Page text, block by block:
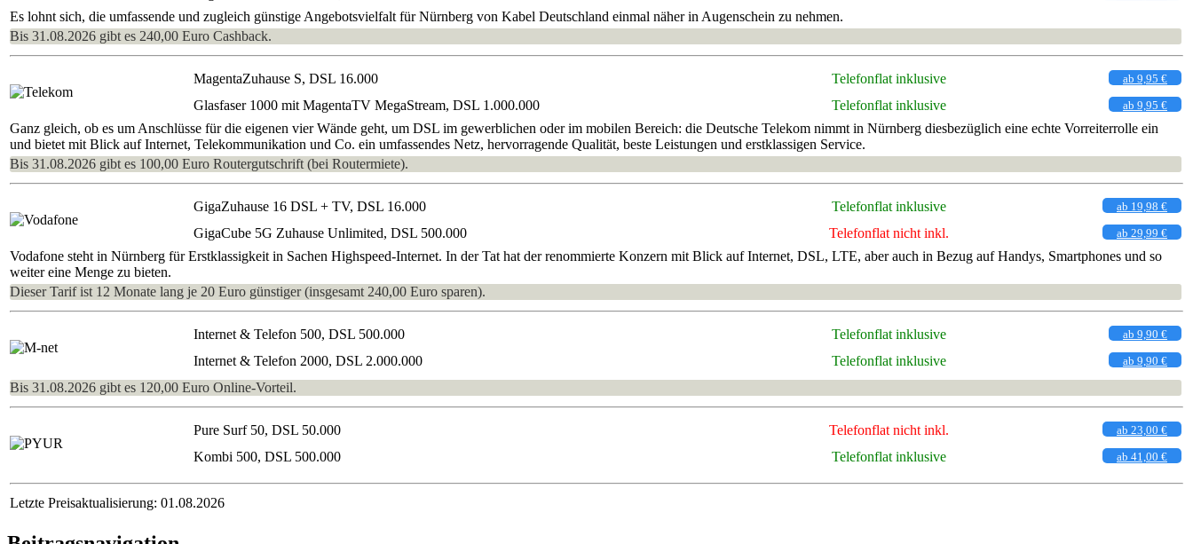
Es lohnt sich, die umfassende und zugleich günstige Angebotsvielfalt für Nürnberg von Kabel Deutschland einmal näher in Augenschein zu nehmen.
Bis 31.08.2026 gibt es 240,00 Euro Cashback.
MagentaZuhause S, DSL 16.000 Telefonflat inklusive ab 9,95 €
Glasfaser 1000 mit MagentaTV MegaStream, DSL 1.000.000 Telefonflat inklusive ab 9,95 €
Ganz gleich, ob es um Anschlüsse für die eigenen vier Wände geht, um DSL im gewerblichen oder im mobilen Bereich: die Deutsche Telekom nimmt in Nürnberg diesbezüglich eine echte Vorreiterrolle ein
und bietet mit Blick auf Internet, Telekommunikation und Co. ein umfassendes Netz, hervorragende Qualität, beste Leistungen und erstklassigen Service.
Bis 31.08.2026 gibt es 100,00 Euro Routergutschrift (bei Routermiete).
GigaZuhause 16 DSL + TV, DSL 16.000 Telefonflat inklusive ab 19,98 €
GigaCube 5G Zuhause Unlimited, DSL 500.000 Telefonflat nicht inkl. ab 29,99 €
Vodafone steht in Nürnberg für Erstklassigkeit in Sachen Highspeed-Internet. In der Tat hat der renommierte Konzern mit Blick auf Internet, DSL, LTE, aber auch in Bezug auf Handys, Smartphones und so
weiter eine Menge zu bieten.
Dieser Tarif ist 12 Monate lang je 20 Euro günstiger (insgesamt 240,00 Euro sparen).
Internet & Telefon 500, DSL 500.000 Telefonflat inklusive ab 9,90 €
Internet & Telefon 2000, DSL 2.000.000 Telefonflat inklusive ab 9,90 €
Bis 31.08.2026 gibt es 120,00 Euro Online-Vorteil.
Pure Surf 50, DSL 50.000 Telefonflat nicht inkl. ab 23,00 €
Kombi 500, DSL 500.000 Telefonflat inklusive ab 41,00 €
Letzte Preisaktualisierung: 01.08.2026